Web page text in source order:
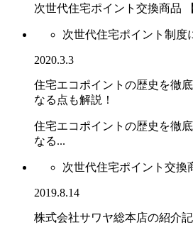
次世代住宅ポイント交換商品
次世代住宅ポイント制度
2020.3.3
住宅エコポイントの歴史を徹
なる点も解説！
住宅エコポイントの歴史を徹
なる...
次世代住宅ポイント交換
2019.8.14
株式会社サワヤ総本店の紹介